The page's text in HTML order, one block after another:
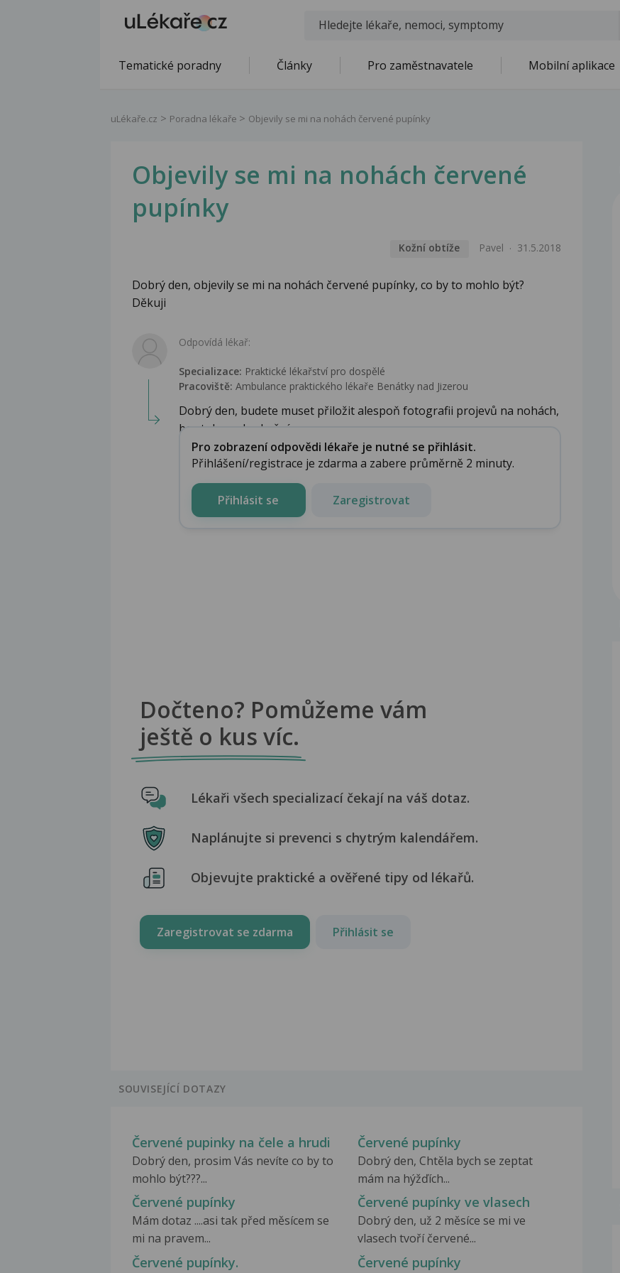
Tematické poradny Články Pro zaměstnavatele Mobilní aplikace
uLékaře.cz Poradna lékaře Objevily se mi na nohách červené pupínky
Objevily se mi na nohách červené
pupínky
Kožní obtíže Pavel 31.5.2018
Dobrý den, objevily se mi na nohách červené pupínky, co by to mohlo být?
Děkuji
Odpovídá lékař:
Specializace: Praktické lékařství pro dospělé
Pracoviště: Ambulance praktického lékaře Benátky nad Jizerou
Dobrý den, budete muset přiložit alespoň fotografii projevů na nohách,
bez toho nelze kožní ...
Pro zobrazení odpovědi lékaře je nutné se přihlásit.
Přihlášení/registrace je zdarma a zabere průměrně 2 minuty.
Přihlásit se Zaregistrovat
Dočteno? Pomůžeme vám
ještě o kus víc.
Lékaři všech specializací čekají na váš dotaz.
Naplánujte si prevenci s chytrým kalendářem.
Objevujte praktické a ověřené tipy od lékařů.
Zaregistrovat se zdarma Přihlásit se
SOUVISEJÍCÍ DOTAZY
Červené pupinky na čele a hrudi
Dobrý den, prosim Vás nevíte co by to
mohlo být???...
Červené pupínky
Dobrý den, Chtěla bych se zeptat
mám na hýžďích...
Červené pupínky
Mám dotaz ....asi tak před měsícem se
mi na pravem...
Červené pupínky ve vlasech
Dobrý den, už 2 měsíce se mi ve
vlasech tvoří červené...
Červené pupínky. Červené pupínky